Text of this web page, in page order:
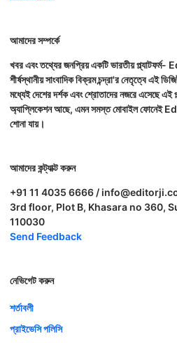
আমাদের সম্পর্কে
খবর এবং তথ্যের জনপ্রিয় একটি ভারতীয়
শীর্ষস্থানীয় সাংবাদিক বিক্রম চন্দ্রা'র নেতৃত্বে এই
মধ্যেই দেশের দর্শক এবং শ্রোতাদের নজরে এসেছে এই
অ্যাপ্লিকেশন আছে, এমন সমস্ত মোবাইল ফোনেই
শোনা যায়।
আমাদের কন্ট্যাক্ট করুন
+91 11 4035 6666 /
3rd floor, Plot B, Khasara no 360,
110030
Send Feedback
নেভিগেট করুন
শর্তাবলী
প্রাইভেসি পলিসি